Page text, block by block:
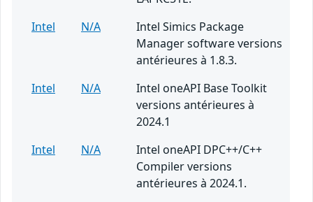
Intel
N/A
Intel Simics Package
Manager software versions
antérieures à 1.8.3.
Intel
N/A
Intel oneAPI Base Toolkit
versions antérieures à
2024.1
Intel
N/A
Intel oneAPI DPC++/C++
Compiler versions
antérieures à 2024.1.